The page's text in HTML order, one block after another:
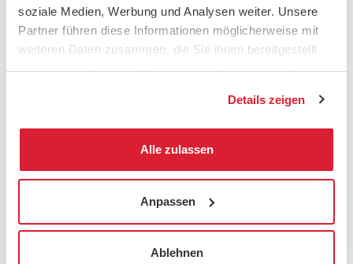
soziale Medien, Werbung und Analysen weiter. Unsere
Partner führen diese Informationen möglicherweise mit
weiteren Daten zusammen, die Sie ihnen bereitgestellt
haben oder die sie im Rahmen Ihrer Nutzung der Dienste
Details zeigen
Alle zulassen
Anpassen
Ablehnen